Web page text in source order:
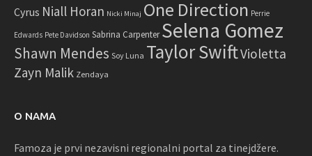
Cyrus Niall Horan Nicki Minaj One Direction Perrie
Edwards Pete Davidson Sabrina Carpenter Selena Gomez
Shawn Mendes Soy Luna Taylor SwiftVioletta
Zayn Malik Zendaya
O NAMA
Famoza je prvi nezavisni regionalni portal za tinejdžere.